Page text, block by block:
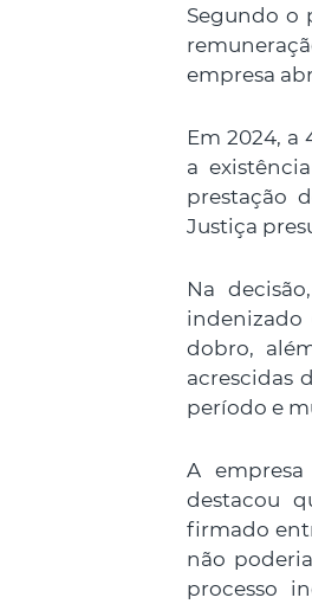
Segundo o
empresa
Em 2024, a
a
prestação
Justiça
Na
indenizado
dobro,
acrescidas
período e
A
destacou
firmado
não
processo